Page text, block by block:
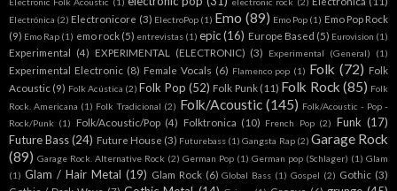
Electrónica (2) Electronicore (3) ElectroPop (1) Emo (89) Emo Pop (1) Emo Pop Rock
(9) Emo Rap (1) emo rock (5) entrevistas (1) epic (16) Europe Based (5) Eurovision (1)
Experimental (4) EXPERIMENTAL (ELECTRONIC) (3) Experimental (General) (1)
Experimental Electronic (8) Female Vocals (6) Flamenco pop (1) Folk (72) Folk
Acoustic (9) Folk Acústica (2) Folk Pop (52) Folk Punk (11) Folk Rock (85) Folk
Rock. Americana (1) Folk Tradicional (2) Folk/Acoustic (145) Folk/Acoustic - Pop -
Rock/Punk (1) Folk/Acoustic/Pop (4) Folktronica (10) French Pop (2) Funk (17)
Future Bass (24) Future House (3) Futurebass (1) Gangsta Rap (2) Garage Rock
(89) Garage Rock. Alternative Rock (2) German Pop (1) German pop (Schlager) (1) Glam
(1) Glam / Hair Metal (19) Glam Rock (6) Global Bass (1) Gospel (2) Gothic (3)